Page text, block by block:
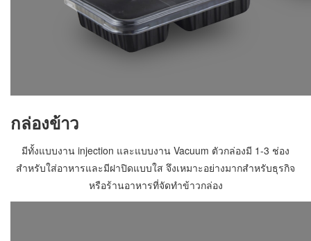
กล่องข้าว
มีทั้งแบบงาน injection และแบบงาน Vacuum ตัวกล่องมี 1-3 ช่อง
สำหรับใส่อาหารและมีฝาปิดแบบใส จึงเหมาะอย่างมากสำหรับธุรกิจ
หรือร้านอาหารที่จัดทำข้าวกล่อง